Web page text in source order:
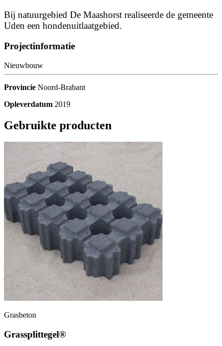
Bij natuurgebied De Maashorst realiseerde de gemeente
Uden een hondenuitlaatgebied.
Projectinformatie
Nieuwbouw
Provincie Noord-Brabant
Opleverdatum 2019
Gebruikte producten
Grasbeton
Grassplittegel®